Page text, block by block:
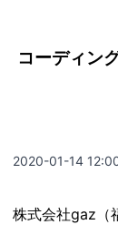
コーディン
2020-01-14
株式会社gaz（